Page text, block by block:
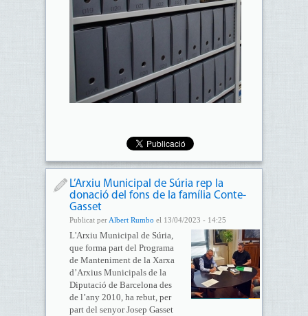
L’Arxiu Municipal de Súria rep la
donació del fons de la família Conte-
Gasset
Publicat per Albert Rumbo el 13/04/2023 - 14:25
L'Arxiu Municipal de Súria,
que forma part del Programa
de Manteniment de la Xarxa
d’Arxius Municipals de la
Diputació de Barcelona des
de l’any 2010, ha rebut, per
part del senyor Josep Gasset